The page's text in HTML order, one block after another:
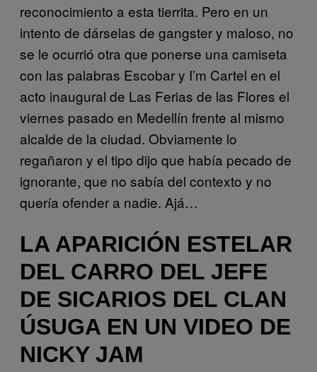
reconocimiento a esta tierrita. Pero en un
intento de dárselas de gangster y maloso, no
se le ocurrió otra que ponerse una camiseta
con las palabras Escobar y I’m Cartel en el
acto inaugural de Las Ferias de las Flores el
viernes pasado en Medellín frente al mismo
alcalde de la ciudad. Obviamente lo
regañaron y el tipo dijo que había pecado de
ignorante, que no sabía del contexto y no
quería ofender a nadie. Ajá…
LA APARICIÓN ESTELAR
DEL CARRO DEL JEFE
DE SICARIOS DEL CLAN
ÚSUGA EN UN VIDEO DE
NICKY JAM